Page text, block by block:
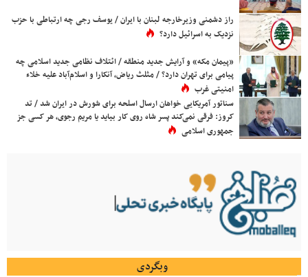
راز دشمنی وزیرخارجه لبنان با ایران / یوسف رجی چه ارتباطی با حزب
نزدیک به اسرائیل دارد؟
«پیمان مکه» و آرایش جدید منطقه / ائتلاف نظامی جدید اسلامی چه
پیامی برای تهران دارد؟ / مثلث ریاض، آنکارا و اسلام‌آباد علیه خلاء
امنیتی غرب
سناتور آمریکایی خواهان ارسال اسلحه برای شورش در ایران شد / تد
کروز: فرقی نمی‌کند پسر شاه روی کار بیاید یا مریم رجوی، هر کسی جز
جمهوری اسلامی
وبگردی